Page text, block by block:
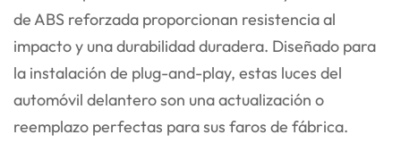
de ABS reforzada proporcionan resistencia al
impacto y una durabilidad duradera. Diseñado para
la instalación de plug-and-play, estas luces del
automóvil delantero son una actualización o
reemplazo perfectas para sus faros de fábrica.